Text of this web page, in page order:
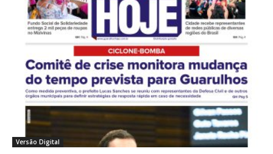
Versão Digital